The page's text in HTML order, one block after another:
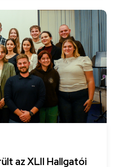
az XLII Hallgatói